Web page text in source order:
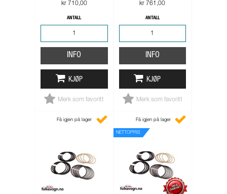
kr 710,00
ANTALL
INFO
KJØP
Merk som favoritt
kr 761,00
ANTALL
INFO
KJØP
Merk som favoritt
Få igjen på lager
NETTOPRIS
Få igjen på lager